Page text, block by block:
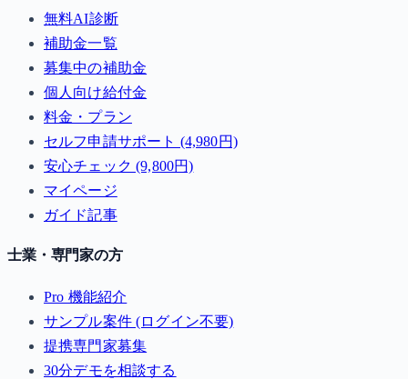
無料AI診断
補助金一覧
募集中の補助金
個人向け給付金
料金・プラン
セルフ申請サポート (4,980円)
安心チェック (9,800円)
マイページ
ガイド記事
士業・専門家の方
Pro 機能紹介
サンプル案件 (ログイン不要)
提携専門家募集
30分デモを相談する